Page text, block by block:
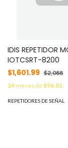
IDIS REPETIDOR
IOTCSRT-8200
$1,601.99 $2,088
24meses de$96.81
REPETIDORES DE SEÑAL